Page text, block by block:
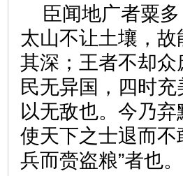
臣闻地广者粟
太山不让土壤，
其深；王者不却
民无异国，四时
以无敌也。今乃
使天下之士退而不
兵而赍盗粮”者